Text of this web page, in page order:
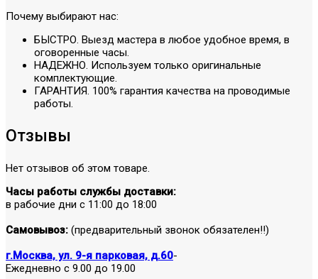
Почему выбирают нас:
БЫСТРО. Выезд мастера в любое удобное время, в
оговоренные часы.
НАДЕЖНО. Используем только оригинальные
комплектующие.
ГАРАНТИЯ. 100% гарантия качества на проводимые
работы.
Отзывы
Нет отзывов об этом товаре.
Часы работы службы доставки:
в рабочие дни с 11:00 до 18:00
Самовывоз: (предварительный звонок обязателен!!)
г.Москва, ул. 9-я парковая, д.60-
Ежедневно с 9.00 до 19.00